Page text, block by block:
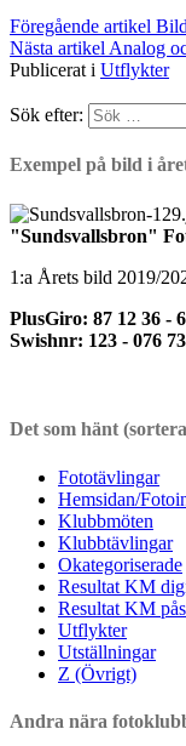
Föregående artikel
Nästa artikel Analog
Publicerat i Utflykter
Sök efter:
Exempel på bild i
"Sundsvallsbron"
1:a Årets bild 2019/
PlusGiro: 87 12 36 - 6
Swishnr: 123 - 076
Det som hänt
Fototävlingar
Hemsidan/
Klubbmöten
Klubbtävlingar
Okategoriserade
Resultat KM
Resultat KM
Utflykter
Utställningar
Z (Övrigt)
Andra nära